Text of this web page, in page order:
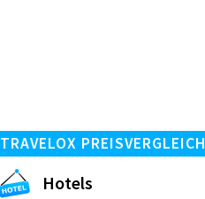
TRAVELOX PREISVERGLEICH
Hotels